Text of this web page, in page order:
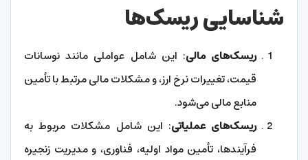
شناسایی ریسک‌ها
ریسک‌های مالی: این شامل عواملی مانند نوسانات
قیمت، تغییرات نرخ ارز، و مشکلات مالی مرتبط با تأمین
منابع مالی می‌شود.
ریسک‌های عملیاتی: این شامل مشکلات مربوط به
فرآیندها، تأمین مواد اولیه، فناوری، و مدیریت زنجیره